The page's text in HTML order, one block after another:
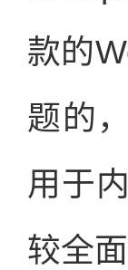
款的
题的
用于
较全